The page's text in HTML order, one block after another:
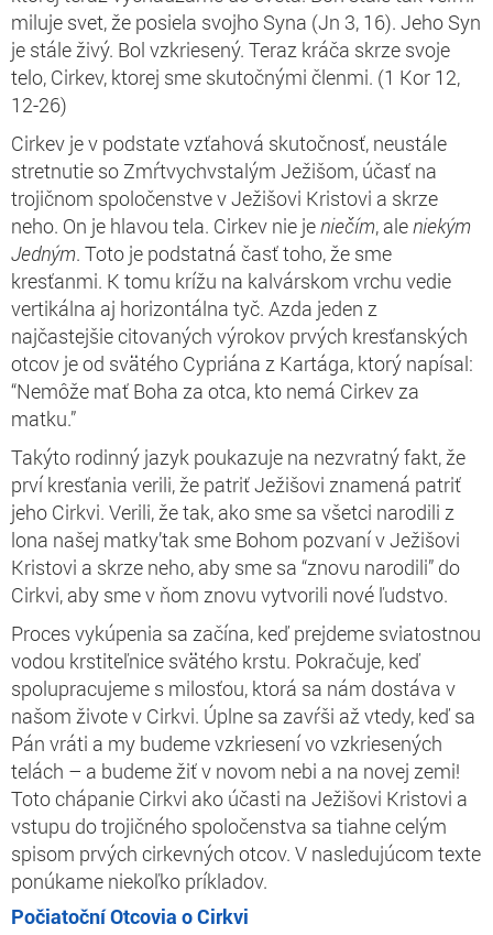
miluje svet, že posiela svojho Syna (Jn 3, 16). Jeho Syn
je stále živý. Bol vzkriesený. Teraz kráča skrze svoje
telo, Cirkev, ktorej sme skutočnými členmi. (1 Kor 12,
12-26)
Cirkev je v podstate vzťahová skutočnosť, neustále
stretnutie so Zmŕtvychvstalým Ježišom, účasť na
trojičnom spoločenstve v Ježišovi Kristovi a skrze
neho. On je hlavou tela. Cirkev nie jeniečím, aleniekým
Jedným. Toto je podstatná časť toho, že sme
kresťanmi. K tomu krížu na kalvárskom vrchu vedie
vertikálna aj horizontálna tyč. Azda jeden z
najčastejšie citovaných výrokov prvých kresťanských
otcov je od svätého Cypriána z Kartága, ktorý napísal:
“Nemôže mať Boha za otca, kto nemá Cirkev za
matku.”
Takýto rodinný jazyk poukazuje na nezvratný fakt, že
prví kresťania verili, že patriť Ježišovi znamená patriť
jeho Cirkvi. Verili, že tak, ako sme sa všetci narodili z
lona našej matky’tak sme Bohom pozvaní v Ježišovi
Kristovi a skrze neho, aby sme sa “znovu narodili” do
Cirkvi, aby sme v ňom znovu vytvorili nové ľudstvo.
Proces vykúpenia sa začína, keď prejdeme sviatostnou
vodou krstiteľnice svätého krstu. Pokračuje, keď
spolupracujeme s milosťou, ktorá sa nám dostáva v
našom živote v Cirkvi. Úplne sa zavŕši až vtedy, keď sa
Pán vráti a my budeme vzkriesení vo vzkriesených
telách – a budeme žiť v novom nebi a na novej zemi!
Toto chápanie Cirkvi ako účasti na Ježišovi Kristovi a
vstupu do trojičného spoločenstva sa tiahne celým
spisom prvých cirkevných otcov. V nasledujúcom texte
ponúkame niekoľko príkladov.
Počiatoční Otcovia o Cirkvi